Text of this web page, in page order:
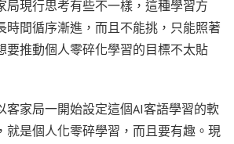
局現行思考有些不一樣，這種學習方
時間循序漸進，而且不能挑，只能照著
要推動個人零碎化學習的目標不太貼
客家局一開始設定這個AI客語學習的軟
就是個人化零碎學習，而且要有趣。現